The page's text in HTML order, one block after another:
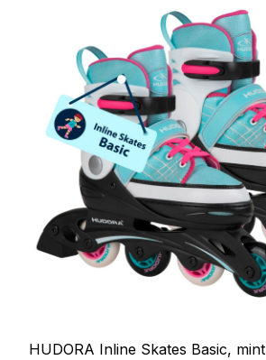
HUDORA Inline Skates Basic, mint